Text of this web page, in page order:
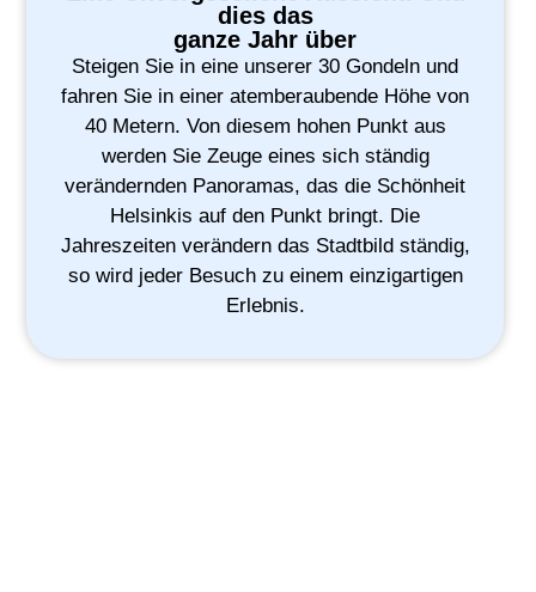
dies das
ganze Jahr über
Steigen Sie in eine unserer 30 Gondeln und
fahren Sie in einer atemberaubende Höhe von
40 Metern. Von diesem hohen Punkt aus
werden Sie Zeuge eines sich ständig
verändernden Panoramas, das die Schönheit
Helsinkis auf den Punkt bringt. Die
Jahreszeiten verändern das Stadtbild ständig,
so wird jeder Besuch zu einem einzigartigen
Erlebnis.